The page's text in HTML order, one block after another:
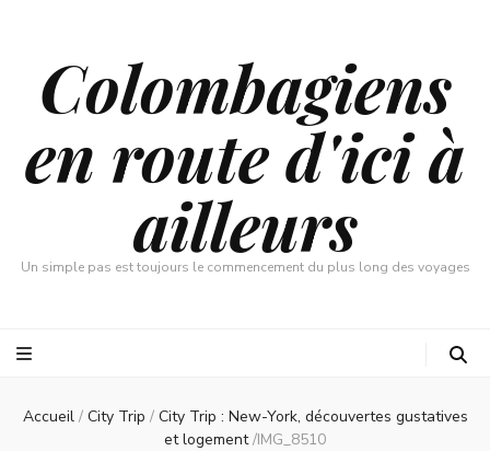
Colombagiens
en route d'ici à
ailleurs
Un simple pas est toujours le commencement du plus long des voyages
Accueil / City Trip / City Trip : New-York, découvertes gustatives
et logement /IMG_8510